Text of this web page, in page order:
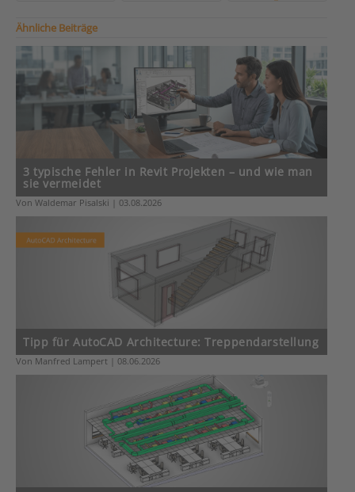
Ähnliche Beiträge
3 typische Fehler in Revit Projekten – und wie man
sie vermeidet
Von Waldemar Pisalski | 03.08.2026
Tipp für AutoCAD Architecture: Treppendarstellung
Von Manfred Lampert | 08.06.2026